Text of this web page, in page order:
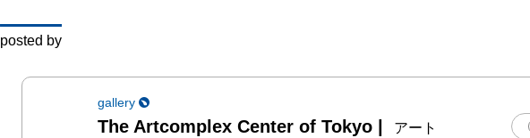
み込まれるまでになり
時に翻弄されながら
posted by
gallery
The Artcomplex Center of Tokyo |
アート